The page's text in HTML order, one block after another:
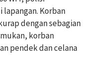
Korban
dengan sebagian
korban
pendek dan celana